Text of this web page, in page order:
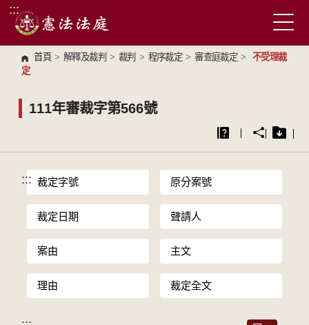
跳到主要內容區塊
:::
首頁 > 解釋及裁判 > 裁判 > 程序裁定 > 審查庭裁定 >
不受理裁
定
111年審裁字第566號
::: 裁定字號 原分案號
裁定日期 聲請人
案由 主文
理由 裁定全文